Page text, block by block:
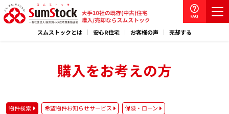
スムストックとは 安心R住宅 お客様の声 売却する
購入をお考えの方
物件検索 希望物件お知らせサービス 保険・ローン